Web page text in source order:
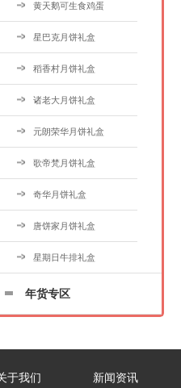
黄天鹅可生食鸡蛋
星巴克月饼礼盒
稻香村月饼礼盒
诸老大月饼礼盒
元朗荣华月饼礼盒
歌帝梵月饼礼盒
奇华月饼礼盒
唐饼家月饼礼盒
星期日牛排礼盒
年货专区
于我们 新闻资讯